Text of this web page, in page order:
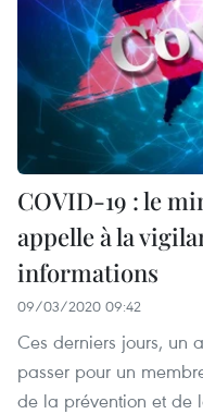
COVID-19 : le
appelle à la
informations
09/03/2020 09:42
Ces derniers jours, un
passer pour un
de la prévention et de